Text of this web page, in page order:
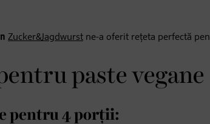
Zucker&Jagdwurst ne-a oferit rețeta perfectă
paste vegane
pentru 4 porții: